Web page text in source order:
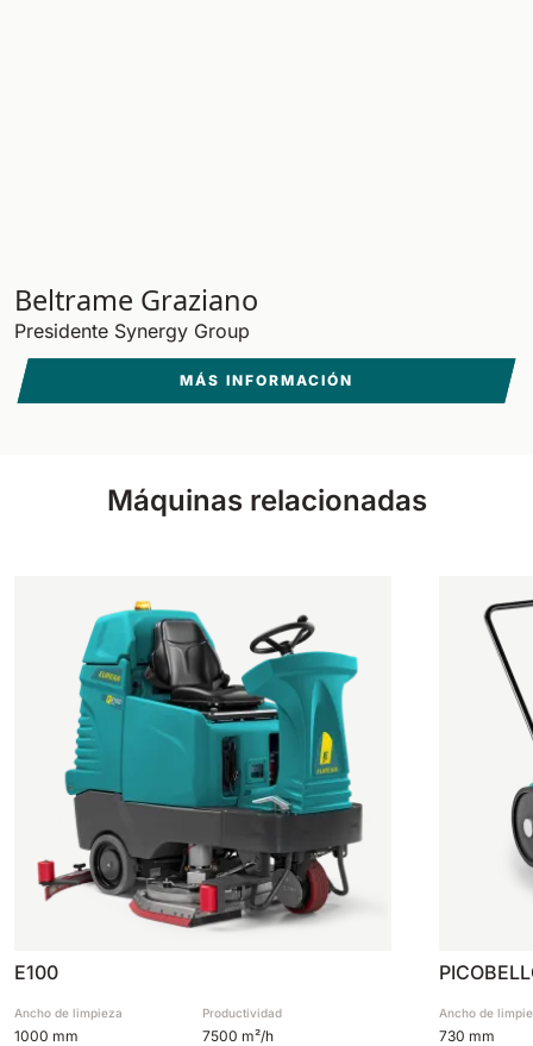
Beltrame Graziano
Presidente Synergy Group
MÁS INFORMACIÓN
Máquinas relacionadas
E100
Ancho de limpieza
1000 mm
Productividad
7500 m²/h
Ancho de
730 mm